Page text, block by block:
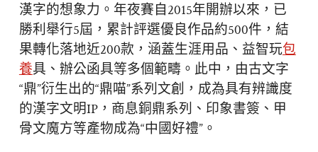
漢字的想象力。年夜賽自2015年開辦以來，已
勝利舉行5屆，累計評選優良作品約500件，結
果轉化落地近200款，涵蓋生涯用品、益智玩包
養具、辦公函具等多個範疇。此中，由古文字
“鼎”衍生出的“鼎喵”系列文創，成為具有辨識度
的漢字文明IP，商息銅鼎系列、印象書簽、甲
骨文魔方等產物成為“中國好禮”。